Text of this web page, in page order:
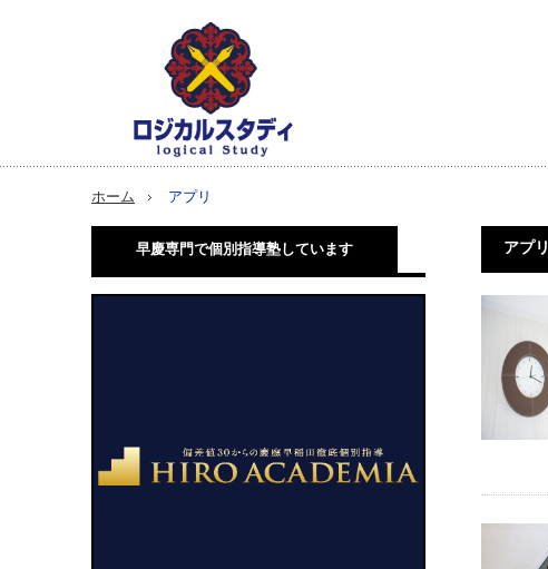
ホーム アプリ
アプリ
早慶専門で個別指導塾しています